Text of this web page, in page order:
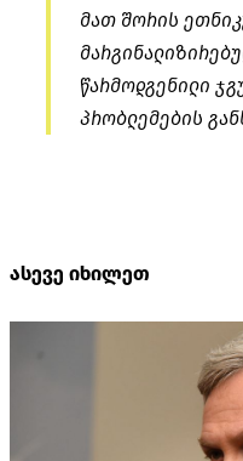
მათ შორის
წარმოდგენილი
პრობლემების
ასევე იხილეთ